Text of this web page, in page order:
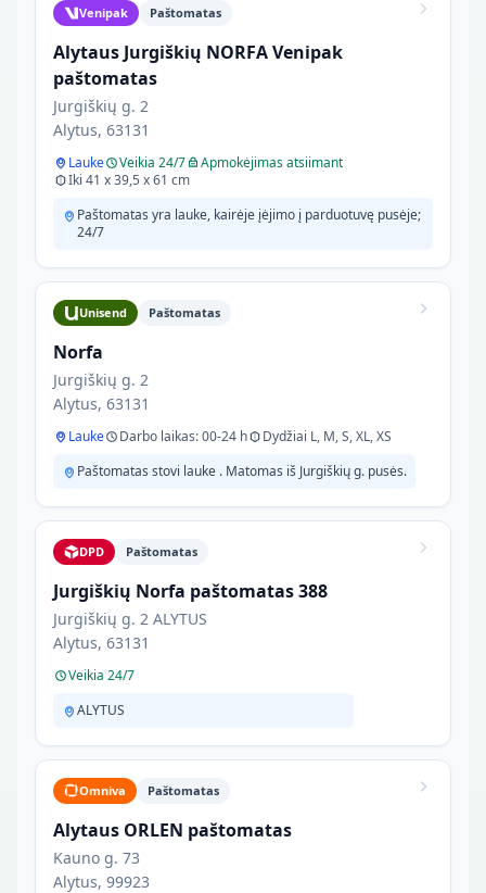
Venipak Paštomatas
Alytaus Jurgiškių NORFA Venipak
paštomatas
Jurgiškių g. 2
Alytus, 63131
Lauke Veikia 24/7
Apmokėjimas atsiimant
Iki 41 x 39,5 x 61 cm
Paštomatas yra lauke, kairėje įėjimo į parduotuvę pusėje;
24/7
Unisend Paštomatas
Norfa
Jurgiškių g. 2
Alytus, 63131
Lauke Darbo laikas: 00-24 h
Dydžiai L, M, S, XL, XS
Paštomatas stovi lauke . Matomas iš Jurgiškių g. pusės.
DPD Paštomatas
Jurgiškių Norfa paštomatas 388
Jurgiškių g. 2 ALYTUS
Alytus, 63131
Veikia 24/7
ALYTUS
Omniva Paštomatas
Alytaus ORLEN paštomatas
Kauno g. 73
Alytus, 99923